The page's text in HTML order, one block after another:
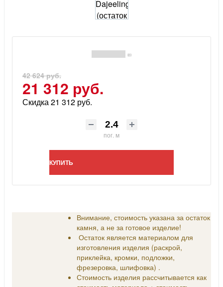
(0)
42 624 руб.
21 312 руб.
Скидка 21 312 руб.
пог. м
КУПИТЬ
Внимание, стоимость указана за остаток
камня, а не за готовое изделие!
Остаток является материалом для
изготовления изделия (раскрой,
приклейка, кромки, подложки,
фрезеровка, шлифовка) .
Стоимость изделия рассчитывается как